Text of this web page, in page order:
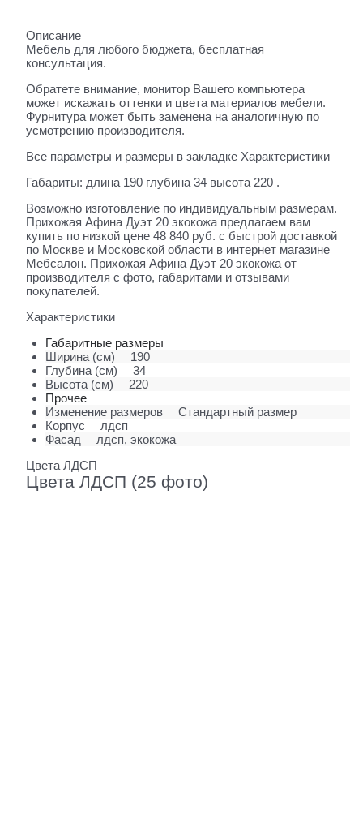
Описание
Мебель для любого бюджета, бесплатная
консультация.
Обратете внимание, монитор Вашего компьютера
может искажать оттенки и цвета материалов мебели.
Фурнитура может быть заменена на аналогичную по
усмотрению производителя.
Все параметры и размеры в закладке Характеристики
Габариты: длина 190 глубина 34 высота 220 .
Возможно изготовление по индивидуальным размерам.
Прихожая Афина Дуэт 20 экокожа предлагаем вам
купить по низкой цене 48 840 руб. с быстрой доставкой
по Москве и Московской области в интернет магазине
Мебсалон. Прихожая Афина Дуэт 20 экокожа от
производителя с фото, габаритами и отзывами
покупателей.
Характеристики
Габаритные размеры
Ширина (см)
190
Глубина (см)
34
Высота (см)
220
Прочее
Изменение размеров
Стандартный размер
Корпус
лдсп
Фасад
лдсп, экокожа
Цвета ЛДСП
Цвета ЛДСП (25 фото)